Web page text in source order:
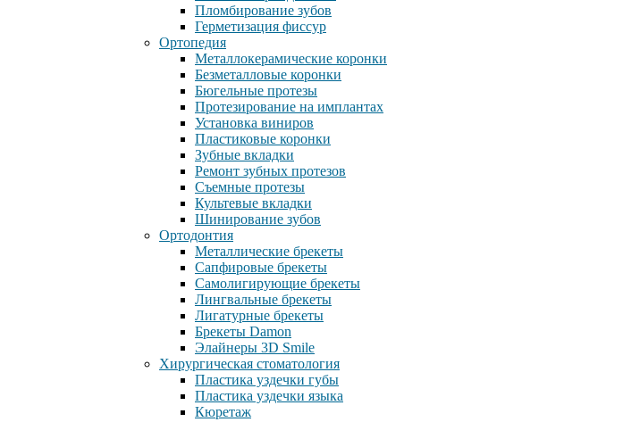
Пломбирование зубов
Герметизация фиссур
Ортопедия
Металлокерамические коронки
Безметалловые коронки
Бюгельные протезы
Протезирование на имплантах
Установка виниров
Пластиковые коронки
Зубные вкладки
Ремонт зубных протезов
Съемные протезы
Культевые вкладки
Шинирование зубов
Ортодонтия
Металлические брекеты
Сапфировые брекеты
Самолигирующие брекеты
Лингвальные брекеты
Лигатурные брекеты
Брекеты Damon
Элайнеры 3D Smile
Хирургическая стоматология
Пластика уздечки губы
Пластика уздечки языка
Кюретаж